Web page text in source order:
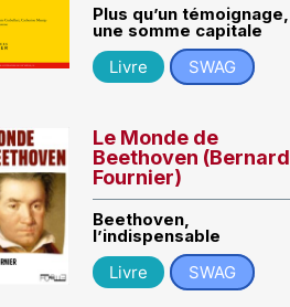
Plus qu’un témoignage,
une somme capitale
Livre
SWAG
Le Monde de
Beethoven (Bernard
Fournier)
Beethoven,
l’indispensable
Livre
SWAG